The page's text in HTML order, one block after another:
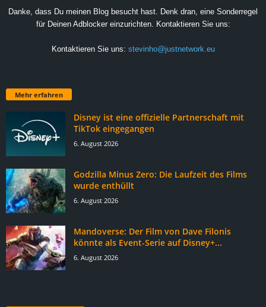
Danke, dass Du meinen Blog besucht hast. Denk dran, eine Sonderregel
für Deinen Adblocker einzurichten. Kontaktieren Sie uns:
Kontaktieren Sie uns: stevinho@justnetwork.eu
Mehr erfahren
Disney ist eine offizielle Partnerschaft mit
TikTok eingegangen
6. August 2026
Godzilla Minus Zero: Die Laufzeit des Films
wurde enthüllt
6. August 2026
Mandoverse: Der Film von Dave Filonis
könnte als Event-Serie auf Disney+...
6. August 2026